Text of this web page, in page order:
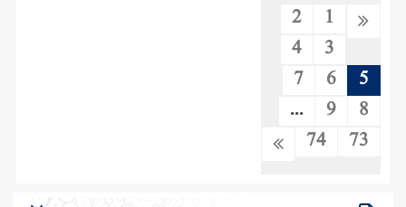
1
2
3
4
5
6
7
8
9
...
73
74